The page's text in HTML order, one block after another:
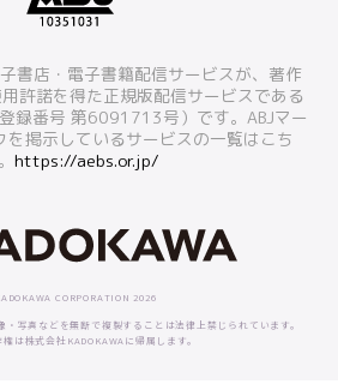
書店・電子書籍配信サービスが、著作
許諾を得た正規版配信サービスである
録番号 第6091713号）です。ABJマー
を掲示しているサービスの一覧はこち
https://aebs.or.jp/
CORPORATION 2026
写真などを無断で複製することは法律上禁じられています。
は株式会社KADOKAWAに帰属します。